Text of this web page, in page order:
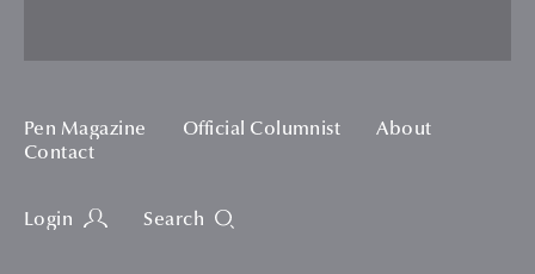
Pen Magazine Official Columnist
About
Contact
Login Search